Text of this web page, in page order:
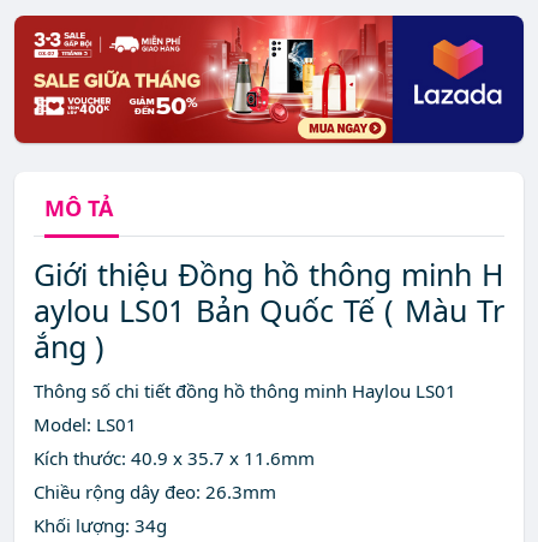
MÔ TẢ
Giới thiệu Đồng hồ thông minh H
aylou LS01 Bản Quốc Tế ( Màu Tr
ắng )
Thông số chi tiết đồng hồ thông minh Haylou LS01
Model: LS01
Kích thước: 40.9 x 35.7 x 11.6mm
Chiều rộng dây đeo: 26.3mm
Khối lượng: 34g